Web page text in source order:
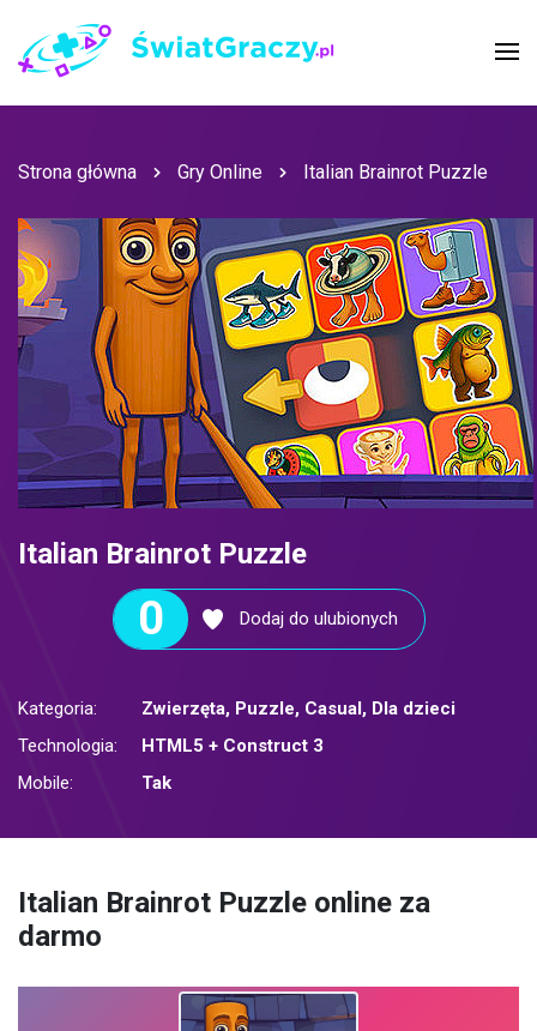
Strona główna Gry Online Italian Brainrot Puzzle
Italian Brainrot Puzzle
0 Dodaj do ulubionych
Kategoria: Zwierzęta, Puzzle, Casual , Dla dzieci
Technologia:
HTML5 + Construct 3
Mobile:
Tak
Italian Brainrot Puzzle online za
darmo